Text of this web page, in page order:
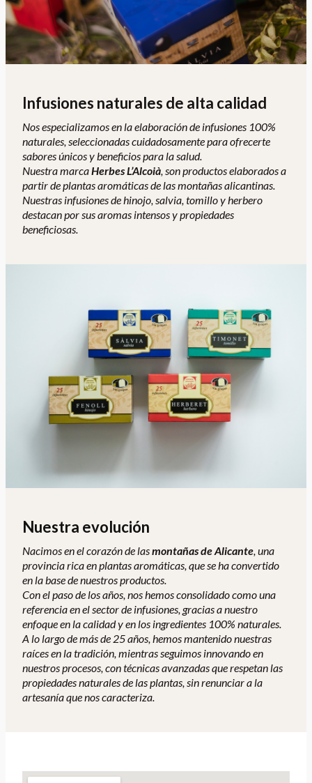
Infusiones naturales de alta calidad
Nos especializamos en la elaboración de infusiones 100%
naturales, seleccionadas cuidadosamente para ofrecerte
sabores únicos y beneficios para la salud.
Nuestra marcaHerbes L’Alcoià, son productos elaborados a
partir de plantas aromáticas de las montañas alicantinas.
Nuestras infusiones de hinojo, salvia, tomillo y herbero
destacan por sus aromas intensos y propiedades
beneficiosas.
Nuestra evolución
Nacimos en el corazón de lasmontañas de Alicante, una
provincia rica en plantas aromáticas, que se ha convertido
en la base de nuestros productos.
Con el paso de los años, nos hemos consolidado como una
referencia en el sector de infusiones, gracias a nuestro
enfoque en la calidad y en los ingredientes 100% naturales.
A lo largo de más de 25 años, hemos mantenido nuestras
raíces en la tradición, mientras seguimos innovando en
nuestros procesos, con técnicas avanzadas que respetan las
propiedades naturales de las plantas, sin renunciar a la
artesanía que nos caracteriza.